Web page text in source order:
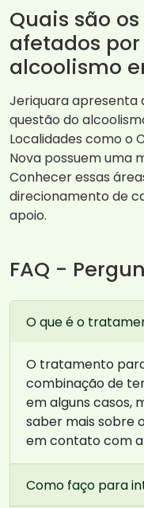
Quais são
afetados
alcoolismo
Jeriquara apresenta
questão do
Localidades como o
Nova possuem uma
Conhecer essas
direcionamento de
apoio.
FAQ -
O que é o
O tratamento
combinação de
em alguns casos,
saber mais sobre
em contato com a
Como faço para